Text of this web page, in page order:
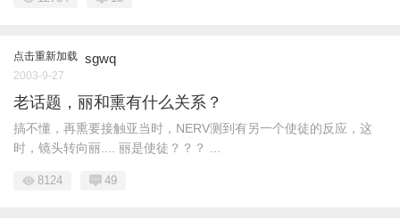
点击重新加载 sgwq
2003-9-27
老话题，丽和熏有什么关系？
搞不懂，再熏要接触亚当时，NERV测到有另一个使徒的反应，这
时，镜头转向丽.... 丽是使徒？？？ ...
8124 49